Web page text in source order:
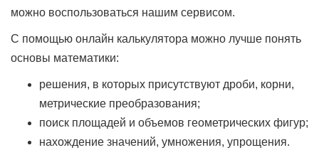
можно воспользоваться нашим сервисом.
С помощью онлайн калькулятора можно лучше понять
основы математики:
решения, в которых присутствуют дроби, корни,
метрические преобразования;
поиск площадей и объемов геометрических фигур;
нахождение значений, умножения, упрощения.